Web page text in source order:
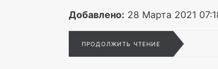
Добавлено: 28 Марта 2021
ПРОДОЛЖИТЬ ЧТЕНИЕ